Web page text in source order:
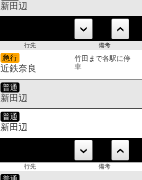
新田辺
行先 備考
急行
近鉄奈良
竹田まで各駅に停
車
普通
新田辺
普通
新田辺
行先 備考